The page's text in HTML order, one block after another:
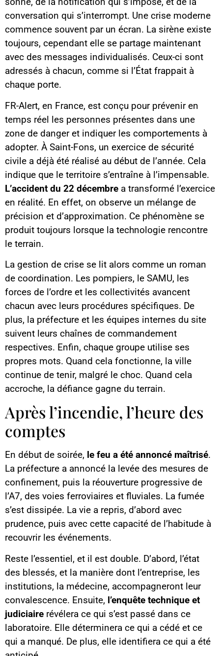
conversation qui s’interrompt. Une crise moderne
commence souvent par un écran. La sirène existe
toujours, cependant elle se partage maintenant
avec des messages individualisés. Ceux-ci sont
adressés à chacun, comme si l’État frappait à
chaque porte.
FR-Alert, en France, est conçu pour prévenir en
temps réel les personnes présentes dans une
zone de danger et indiquer les comportements à
adopter. À Saint-Fons, un exercice de sécurité
civile a déjà été réalisé au début de l’année. Cela
indique que le territoire s’entraîne à l’impensable.
L’accident du 22 décembre a transformé l’exercice
en réalité. En effet, on observe un mélange de
précision et d’approximation. Ce phénomène se
produit toujours lorsque la technologie rencontre
le terrain.
La gestion de crise se lit alors comme un roman
de coordination. Les pompiers, le SAMU, les
forces de l’ordre et les collectivités avancent
chacun avec leurs procédures spécifiques. De
plus, la préfecture et les équipes internes du site
suivent leurs chaînes de commandement
respectives. Enfin, chaque groupe utilise ses
propres mots. Quand cela fonctionne, la ville
continue de tenir, malgré le choc. Quand cela
accroche, la défiance gagne du terrain.
Après l’incendie, l’heure des
comptes
En début de soirée, le feu a été annoncé maîtrisé.
La préfecture a annoncé la levée des mesures de
confinement, puis la réouverture progressive de
l’A7, des voies ferroviaires et fluviales. La fumée
s’est dissipée. La vie a repris, d’abord avec
prudence, puis avec cette capacité de l’habitude à
recouvrir les événements.
Reste l’essentiel, et il est double. D’abord, l’état
des blessés, et la manière dont l’entreprise, les
institutions, la médecine, accompagneront leur
convalescence. Ensuite, l’enquête technique et
judiciaire révélera ce qui s’est passé dans ce
laboratoire. Elle déterminera ce qui a cédé et ce
qui a manqué. De plus, elle identifiera ce qui a été